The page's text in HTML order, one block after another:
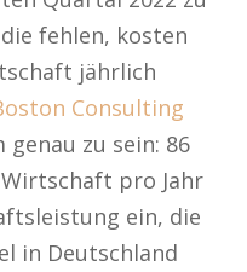
fehlen, kosten
jährlich
Consulting
genau zu sein: 86
pro Jahr
ein, die
in Deutschland